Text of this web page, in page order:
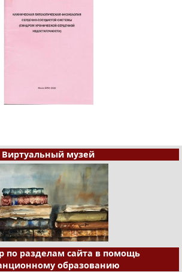
Виртуальный музей
по разделам сайта в помощь
образованию